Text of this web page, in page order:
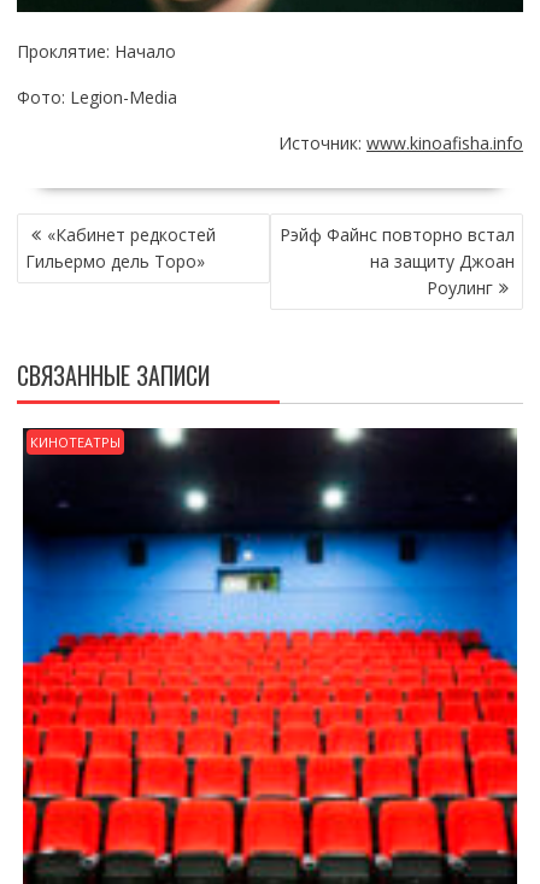
Проклятие: Начало
Фото: Legion-Media
Источник:www.kinoafisha.info
НАВИГАЦИЯ
ПО
ЗАПИСЯМ
«Кабинет редкостей
Гильермо дель Торо»
Рэйф Файнс повторно встал
на защиту Джоан
Роулинг
СВЯЗАННЫЕ ЗАПИСИ
КИНОТЕАТРЫ